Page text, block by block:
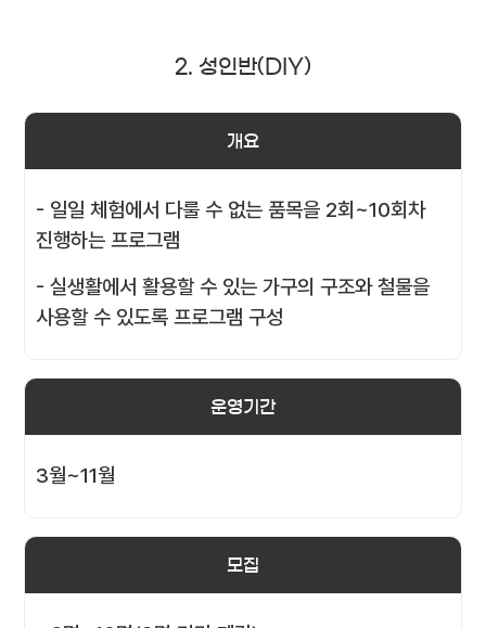
2. 성인반(DIY)
개요
- 일일 체험에서 다룰 수 없는 품목을 2회~10회차
진행하는 프로그램
- 실생활에서 활용할 수 있는 가구의 구조와 철물을
사용할 수 있도록 프로그램 구성
운영기간
3월~11월
모집